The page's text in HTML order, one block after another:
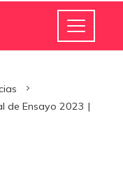
de Ensayo 2023 |